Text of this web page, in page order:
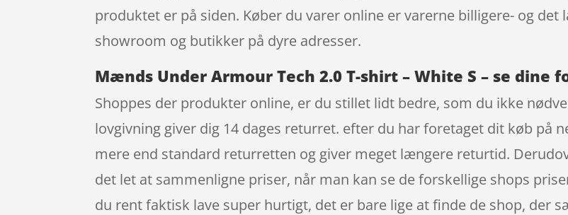
produktet er på siden. Køber du varer online er varerne billigere- og det
showroom og butikker på dyre adresser.
Mænds Under Armour Tech 2.0 T-shirt – White S – se dine
Shoppes der produkter online, er du stillet lidt bedre, som du ikke
lovgivning giver dig 14 dages returret. efter du har foretaget dit køb på
mere end standard returretten og giver meget længere returtid.
det let at sammenligne priser, når man kan se de forskellige shops
du rent faktisk lave super hurtigt, det er bare lige at finde de shop, der